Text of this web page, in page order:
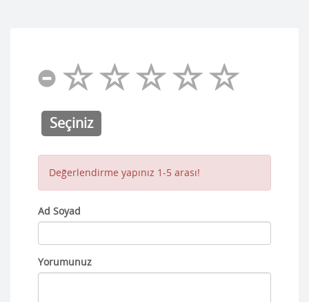
Seçiniz
Değerlendirme yapınız 1-5 arası!
Ad Soyad
Yorumunuz